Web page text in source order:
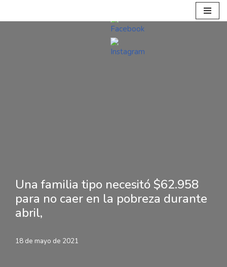
Una familia tipo necesitó $62.958
para no caer en la pobreza durante
abril,
18 de mayo de 2021